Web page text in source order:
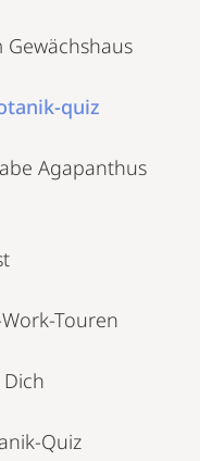
Gewächshaus
quiz
Agapanthus
Touren
Dich
Quiz